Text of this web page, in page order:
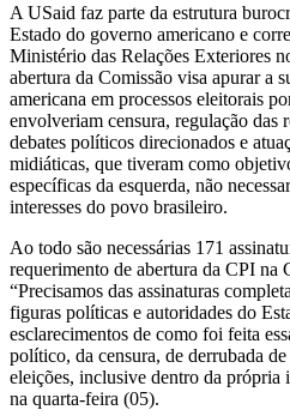
A USaid faz parte da estrutura
Estado do governo americano e
Ministério das Relações Exteriores
abertura da Comissão visa apurar a
americana em processos eleitorais
envolveriam censura, regulação das
debates políticos direcionados e
midiáticas, que tiveram como
específicas da esquerda, não
interesses do povo brasileiro.
Ao todo são necessárias 171
requerimento de abertura da CPI na
“Precisamos das assinaturas
figuras políticas e autoridades do
esclarecimentos de como foi feita
político, da censura, de derrubada
eleições, inclusive dentro da própria
na quarta-feira (05).